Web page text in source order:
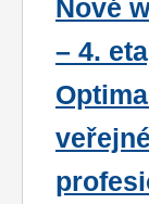
Nové
– 4.